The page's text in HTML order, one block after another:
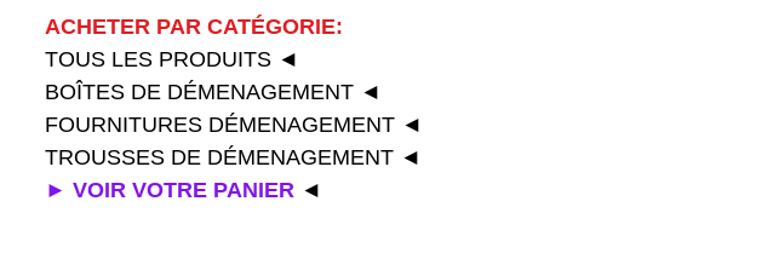
ACHETER PAR CATÉGORIE:
TOUS LES PRODUITS ◄
BOÎTES DE DÉMENAGEMENT ◄
FOURNITURES DÉMENAGEMENT ◄
TROUSSES DE DÉMENAGEMENT ◄
► VOIR VOTRE PANIER ◄